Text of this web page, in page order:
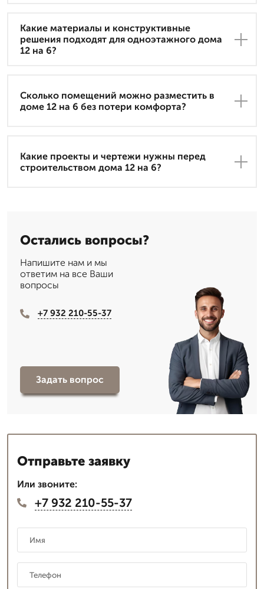
Какие материалы и конструктивные
решения подходят для одноэтажного дома
12 на 6?
Сколько помещений можно разместить в
доме 12 на 6 без потери комфорта?
Какие проекты и чертежи нужны перед
строительством дома 12 на 6?
Остались вопросы?
Напишите нам и мы
ответим на все Ваши
вопросы
+7 932 210-55-37
Задать вопрос
Отправьте заявку
Или звоните:
+7 932 210-55-37